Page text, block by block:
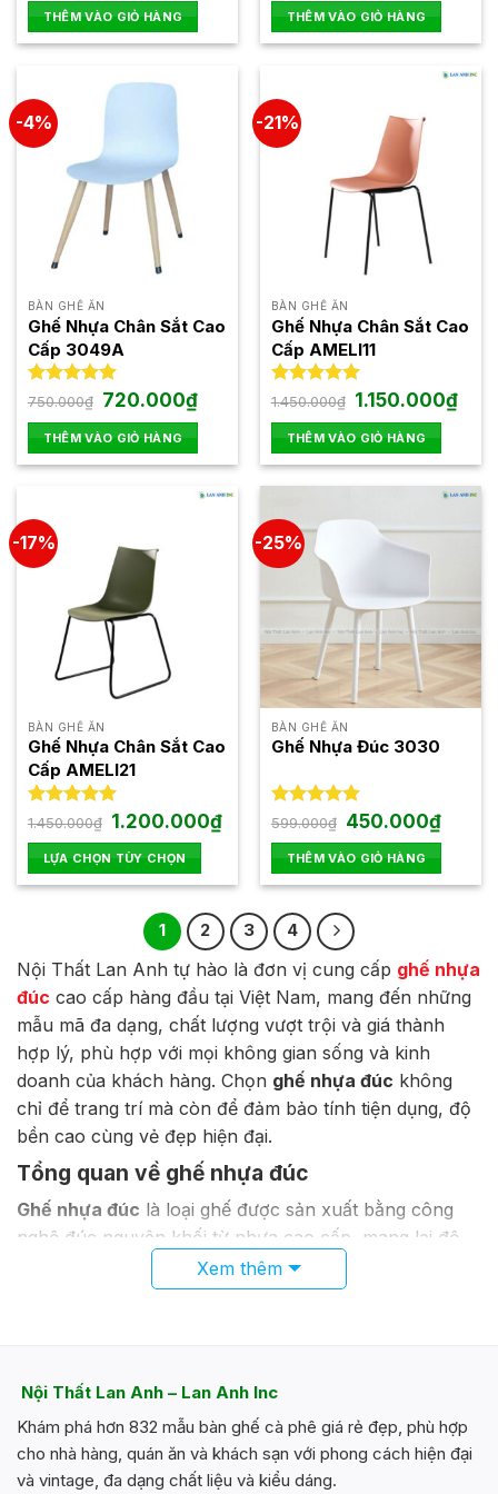
5 sao
là:
750.000₫.
tại
700.000₫.
THÊM VÀO GIỎ HÀNG
5 sao
là:
650.000₫.
tại
là:
THÊM VÀO GIỎ HÀNG
-4%
BÀN GHẾ ĂN
Ghế Nhựa Chân Sắt Cao
Cấp 3049A
Được xếp
5.00
5 sao
750.000₫ Giá
gốc
là:
750.000₫.
720.000₫Giá
hiện
tại
là:
720.000₫.
THÊM VÀO GIỎ HÀNG
-21%
BÀN GHẾ ĂN
Ghế Nhựa Chân Sắt Cao
Cấp AMELI11
Được xếp
5.00
5 sao
1.450.000₫ Giá
gốc
là:
1.450.000₫.
1.150.000₫Giá
hiện
THÊM VÀO GIỎ HÀNG
-17%
BÀN GHẾ ĂN
Ghế Nhựa Chân Sắt Cao
Cấp AMELI21
Được xếp
5.00
5 sao
1.450.000₫ Giá
gốc
là:
1.450.000₫.
1.200.000₫Giá
hiện
1.200.000₫.
LỰA CHỌN TÙY CHỌN
Sản
nhiều
biến
thể.
Các
có
thể
được
chọn
trên
trang
-25%
BÀN GHẾ ĂN
Ghế Nhựa Đúc 3030
Được xếp
5.00
5 sao
599.000₫ Giá
gốc
là:
599.000₫.
450.000₫Giá
hiện
tại
là:
THÊM VÀO GIỎ HÀNG
1 2 3 4
Nội Thất Lan Anh tự hào là đơn vị cung cấp ghế nhựa
đúc cao cấp hàng đầu tại Việt Nam, mang đến những
mẫu mã đa dạng, chất lượng vượt trội và giá thành
hợp lý, phù hợp với mọi không gian sống và kinh
doanh của khách hàng. Chọn ghế nhựa đúc không
chỉ để trang trí mà còn để đảm bảo tính tiện dụng, độ
bền cao cùng vẻ đẹp hiện đại.
Tổng quan về ghế nhựa đúc
Ghế nhựa đúc là loại ghế được sản xuất bằng công
nghệ đúc nguyên khối từ nhựa cao cấp, mang lại độ
bền và thẩm mỹ vượt trội. Với các ưu điểm như khả
năng chống thời tiết, dễ dàng vệ sinh và thiết kế đa
Các đặc điểm nổi bật của ghế nhựa đúc đã giúp sản
phẩm cạnh tranh mạnh mẽ trên thị trường. Đó chính
là lý do vì sao nó phù hợp cho cả mục đích sử dụng
trong nhà cũng như ngoài trời, dù là trong nhà hàng,
Xem thêm
Nội Thất Lan Anh – Lan Anh Inc
Khám phá hơn 832 mẫu bàn ghế cà phê giá rẻ đẹp, phù hợp
cho nhà hàng, quán ăn và khách sạn với phong cách hiện đại
và vintage, đa dạng chất liệu và kiểu dáng.